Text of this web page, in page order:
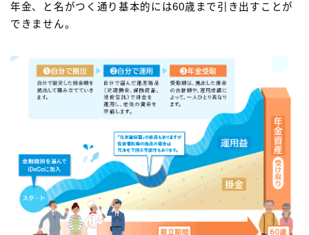
Follow Me
年金、と名がつく通り基本的には60歳まで引き出すことが
できません。